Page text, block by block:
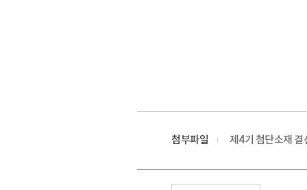
첨부파일 제4기 첨단소재